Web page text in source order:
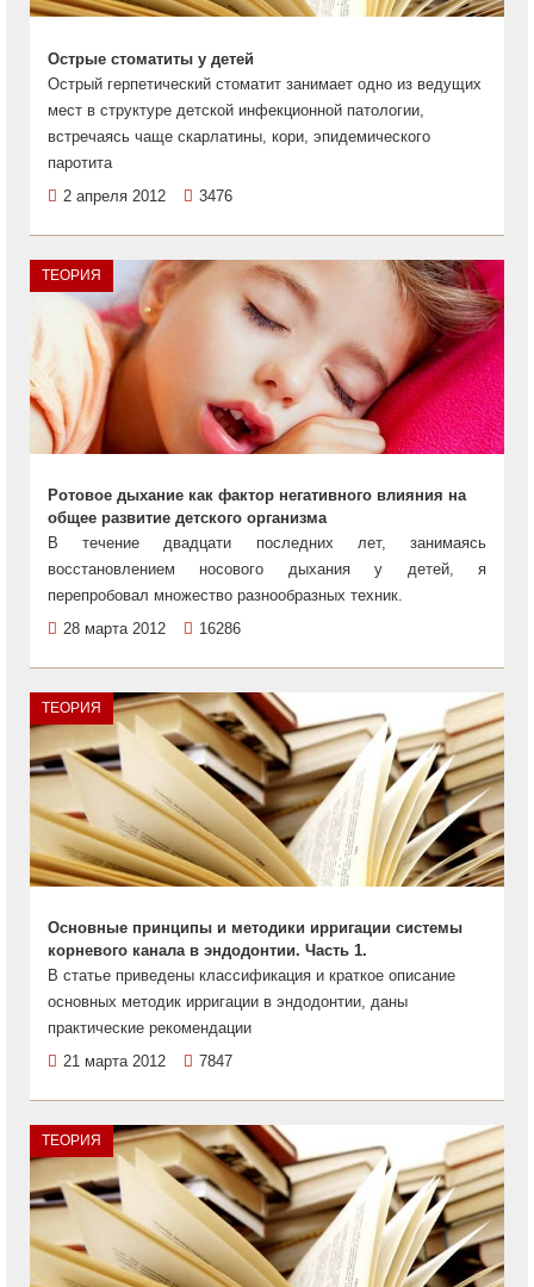
Острые стоматиты у детей
Острый герпетический стоматит занимает одно из ведущих
мест в структуре детской инфекционной патологии,
встречаясь чаще скарлатины, кори, эпидемического
паротита
2 апреля 2012
3476
ТЕОРИЯ
Ротовое дыхание как фактор негативного влияния на
общее развитие детского организма
В течение двадцати последних лет, занимаясь
восстановлением носового дыхания у детей, я
перепробовал множество разнообразных техник.
28 марта 2012
16286
ТЕОРИЯ
Основные принципы и методики ирригации системы
корневого канала в эндодонтии. Часть 1.
В статье приведены классификация и краткое описание
основных методик ирригации в эндодонтии, даны
практические рекомендации
21 марта 2012
7847
ТЕОРИЯ